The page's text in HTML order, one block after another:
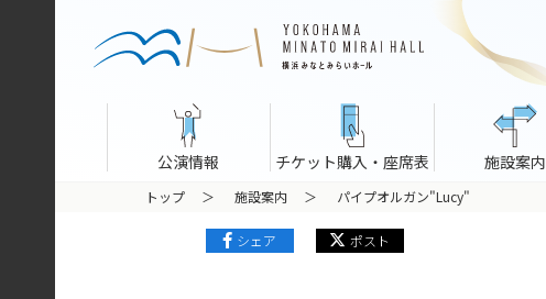
公演情報 チケット購入・座席表 施設案内
トップ 施設案内 パイプオルガン"Lucy"
シェア ポスト